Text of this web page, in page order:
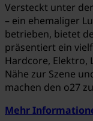
Versteckt unter
– ein ehemaliger
betrieben, bietet
präsentiert ein
Hardcore, Elektro,
Nähe zur Szene
machen den o27
Mehr